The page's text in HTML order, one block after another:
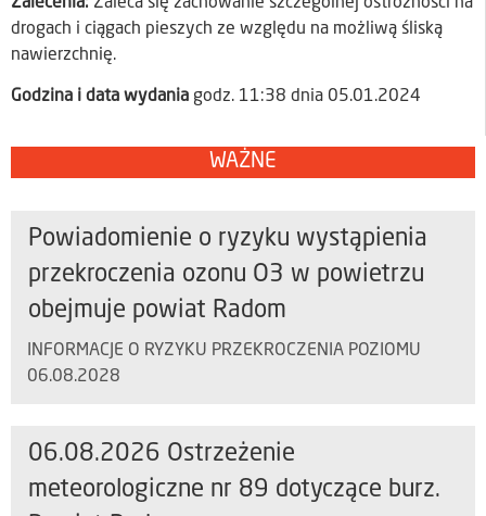
drogach i ciągach pieszych ze względu na możliwą śliską
nawierzchnię.
Godzina i data wydania godz. 11:38 dnia 05.01.2024
WAŻNE
Powiadomienie o ryzyku wystąpienia
przekroczenia ozonu O3 w powietrzu
obejmuje powiat Radom
INFORMACJE O RYZYKU PRZEKROCZENIA POZIOMU
06.08.2028
06.08.2026 Ostrzeżenie
meteorologiczne nr 89 dotyczące burz.